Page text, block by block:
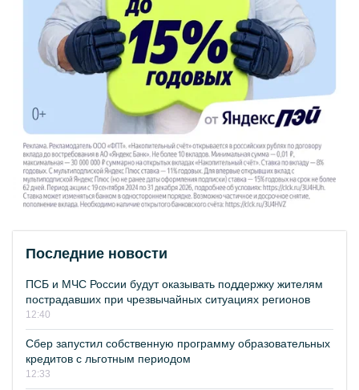
Последние новости
ПСБ и МЧС России будут оказывать поддержку жителям
пострадавших при чрезвычайных ситуациях регионов
12:40
Сбер запустил собственную программу образовательных
кредитов с льготным периодом
12:33